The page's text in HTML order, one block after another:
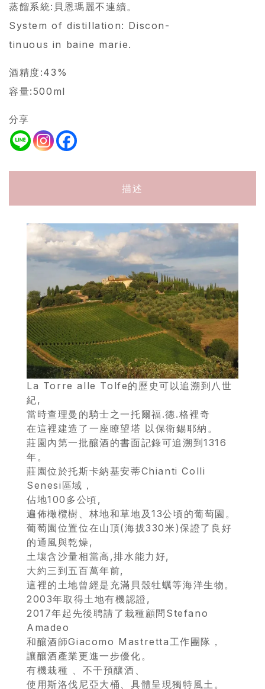
蒸餾系統:貝恩瑪麗不連續。
System of distillation: Discon-
tinuous in baine marie.
酒精度:43%
容量:500ml
分享
描述
La Torre alle Tolfe的歷史可以追溯到八世
紀,
當時查理曼的騎士之一托爾福.德.格裡奇
在這裡建造了一座瞭望塔 以保衛錫耶納。
莊園內第一批釀酒的書面記錄可追溯到1316
年。
莊園位於托斯卡納基安蒂Chianti Colli
Senesi區域，
佔地100多公頃,
遍佈橄欖樹、林地和草地及13公頃的葡萄園。
葡萄園位置位在山頂(海拔330米)保證了良好
的通風與乾燥,
土壤含沙量相當高,排水能力好,
大約三到五百萬年前,
這裡的土地曾經是充滿貝殼牡蠣等海洋生物。
2003年取得土地有機認證,
2017年起先後聘請了栽種顧問Stefano
Amadeo
和釀酒師Giacomo Mastretta工作團隊，
讓釀酒產業更進一步優化。
有機栽種 、不干預釀酒、
使用斯洛伐尼亞大桶、具體呈現獨特風土。